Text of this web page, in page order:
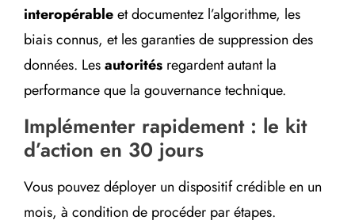
interopérableet documentez l’algorithme, les
biais connus, et les garanties de suppression des
données. Lesautorités regardent autant la
performance que la gouvernance technique.
Implémenter rapidement : le kit
d’action en 30 jours
Vous pouvez déployer un dispositif crédible en un
mois, à condition de procéder par étapes.